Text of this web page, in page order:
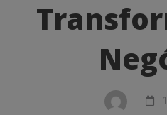
Pode
Transformar